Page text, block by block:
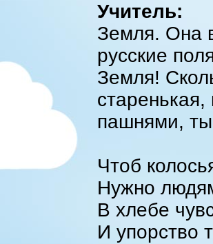
Учитель:
Земля. Она
русские
Земля!
пашнями,
Чтоб
Нужно
В хлебе
И упорство